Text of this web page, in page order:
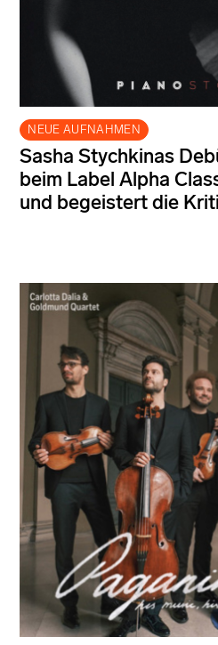
NEUE AUFNAHMEN
Sasha Stychkinas
beim Label Alpha
und begeistert die